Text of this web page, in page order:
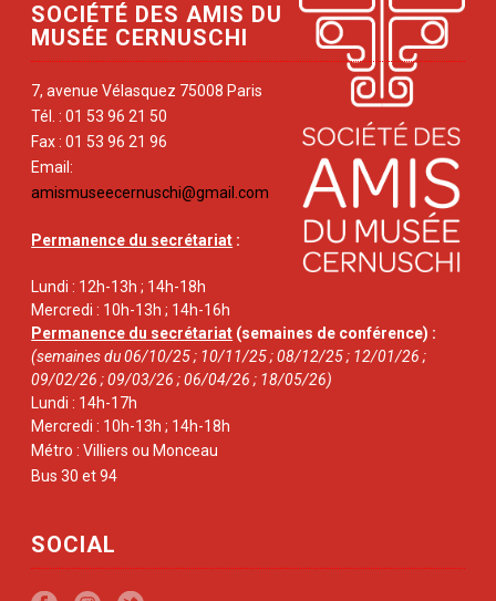
SOCIÉTÉ DES AMIS DU
MUSÉE CERNUSCHI
7, avenue Vélasquez 75008 Paris
Tél. : 01 53 96 21 50
Fax : 01 53 96 21 96
Email:
amismuseecernuschi@gmail.com
Permanence du secrétariat :
Lundi : 12h-13h ; 14h-18h
Mercredi : 10h-13h ; 14h-16h
Permanence du secrétariat (semaines de conférence) :
(semaines du 06/10/25 ; 10/11/25 ; 08/12/25 ; 12/01/26 ;
09/02/26 ; 09/03/26 ; 06/04/26 ; 18/05/26)
Lundi : 14h-17h
Mercredi : 10h-13h ; 14h-18h
Métro : Villiers ou Monceau
Bus 30 et 94
SOCIAL